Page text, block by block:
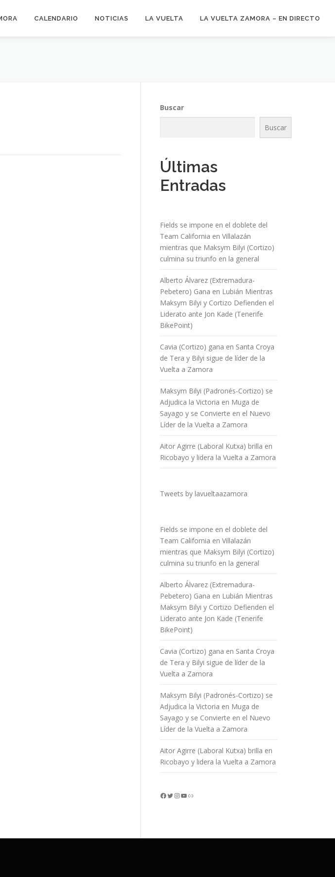
CALENDARIO NOTICIAS LA VUELTA LA VUELTA ZAMORA – EN DIRECTO
Buscar
Buscar
Últimas
Entradas
Fields se impone en el doblete del
Team California en Villalazán
mientras que Maksym Bilyi (Cortizo)
culmina su triunfo en la general
Alberto Álvarez (Extremadura-
Pebetero) Gana en Lubián Mientras
Maksym Bilyi y Cortizo Defienden el
Liderato ante Jon Kade (Tenerife
BikePoint)
Cavia (Cortizo) gana en Santa Croya
de Tera y Bilyi sigue de líder de la
Vuelta a Zamora
Maksym Bilyi (Padronés-Cortizo) se
Adjudica la Victoria en Muga de
Sayago y se Convierte en el Nuevo
Líder de la Vuelta a Zamora
Aitor Agirre (Laboral Kutxa) brilla en
Ricobayo y lidera la Vuelta a Zamora
Tweets by lavueltaazamora
Fields se impone en el doblete del
Team California en Villalazán
mientras que Maksym Bilyi (Cortizo)
culmina su triunfo en la general
Alberto Álvarez (Extremadura-
Pebetero) Gana en Lubián Mientras
Maksym Bilyi y Cortizo Defienden el
Liderato ante Jon Kade (Tenerife
BikePoint)
Cavia (Cortizo) gana en Santa Croya
de Tera y Bilyi sigue de líder de la
Vuelta a Zamora
Maksym Bilyi (Padronés-Cortizo) se
Adjudica la Victoria en Muga de
Sayago y se Convierte en el Nuevo
Líder de la Vuelta a Zamora
Aitor Agirre (Laboral Kutxa) brilla en
Ricobayo y lidera la Vuelta a Zamora
Facebook Twitter InstagramYouTube Enlace